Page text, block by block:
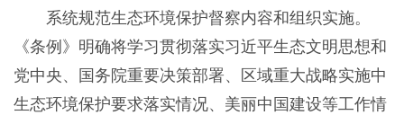
系统规范生态环境保护督察内容和组织实施。
《条例》明确将学习贯彻落实习近平生态文明思想和
党中央、国务院重要决策部署、区域重大战略实施中
生态环境保护要求落实情况、美丽中国建设等工作情